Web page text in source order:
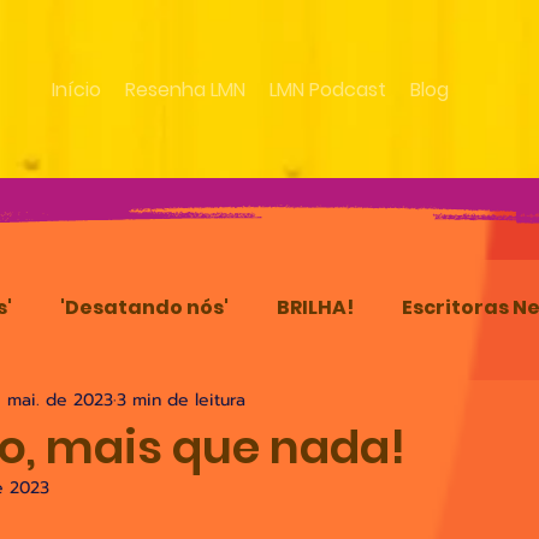
Início Resenha LMN LMN Podcast Blog
'Desatando nós' BRILHA! Escritoras
mais que nada!
mai. de 20233 min de leitura
2023